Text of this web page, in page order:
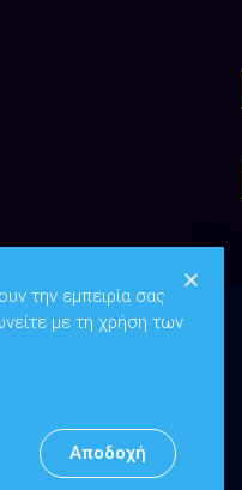
την εμπειρία σας
με τη χρήση των
Αποδοχή